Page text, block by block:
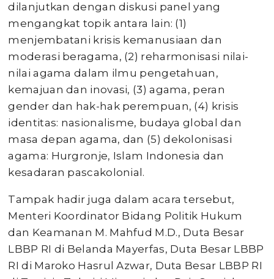
dilanjutkan dengan diskusi panel yang
mengangkat topik antara lain: (1)
menjembatani krisis kemanusiaan dan
moderasi beragama, (2) reharmonisasi nilai-
nilai agama dalam ilmu pengetahuan,
kemajuan dan inovasi, (3) agama, peran
gender dan hak-hak perempuan, (4) krisis
identitas: nasionalisme, budaya global dan
masa depan agama, dan (5) dekolonisasi
agama: Hurgronje, Islam Indonesia dan
kesadaran pascakolonial.
Tampak hadir juga dalam acara tersebut,
Menteri Koordinator Bidang Politik Hukum
dan Keamanan M. Mahfud M.D., Duta Besar
LBBP RI di Belanda Mayerfas, Duta Besar LBBP
RI di Maroko Hasrul Azwar, Duta Besar LBBP RI